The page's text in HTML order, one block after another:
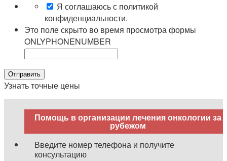
Я соглашаюсь с политикой
конфиденциальности.
Это поле скрыто во время просмотра формы
ONLYPHONENUMBER
Отправить
Узнать точные цены
Помощь в организации лечения онкологии за
рубежом
Введите номер телефона и получите
консультацию